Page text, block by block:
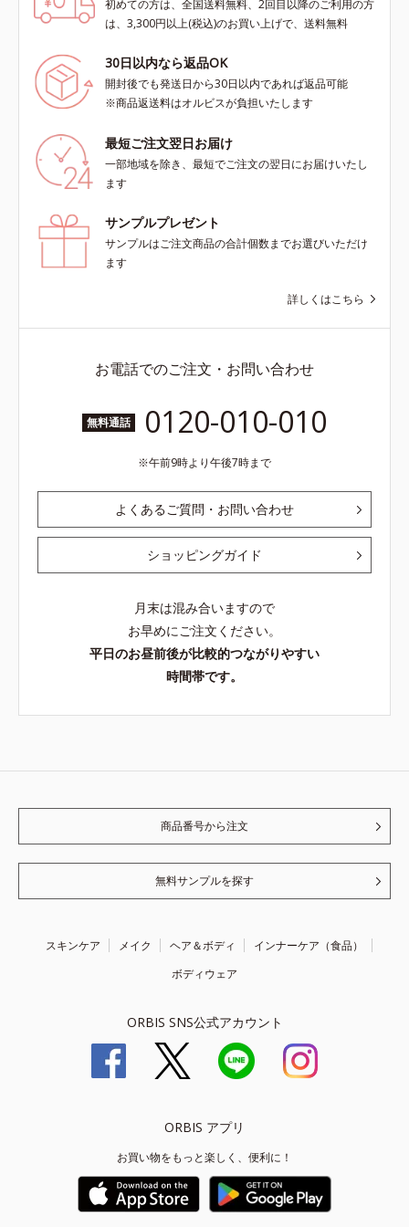
初めての方は、全国送料無料、2回目以降のご利用の方
は、3,300円以上(税込)のお買い上げで、送料無料
30日以内なら返品OK
開封後でも発送日から30日以内であれば返品可能
※商品返送料はオルビスが負担いたします
最短ご注文翌日お届け
一部地域を除き、最短でご注文の翌日にお届けいたし
ます
サンプルプレゼント
サンプルはご注文商品の合計個数までお選びいただけ
ます
詳しくはこちら
お電話でのご注文・お問い合わせ
無料通話 0120-010-010
午前9時より午後7時まで
よくあるご質問・お問い合わせ
ショッピングガイド
月末は混み合いますので
お早めにご注文ください。
平日のお昼前後が比較的つながりやすい
時間帯です。
商品番号から注文
無料サンプルを探す
スキンケア メイク ヘア＆ボディ
インナーケア（食品）
ボディウェア
ORBIS SNS公式アカウント
ORBIS アプリ
お買い物をもっと楽しく、便利に！